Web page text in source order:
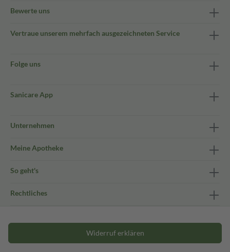
Bewerte uns
Vertraue unserem mehrfach ausgezeichneten Service
Folge uns
Sanicare App
Unternehmen
Meine Apotheke
So geht's
Rechtliches
Widerruf erklären